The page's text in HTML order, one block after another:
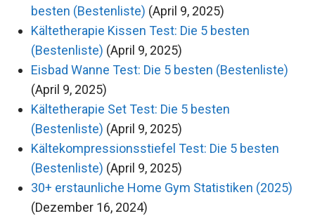
besten (Bestenliste) (April 9, 2025)
Kältetherapie Kissen Test: Die 5 besten
(Bestenliste) (April 9, 2025)
Eisbad Wanne Test: Die 5 besten (Bestenliste)
(April 9, 2025)
Kältetherapie Set Test: Die 5 besten
(Bestenliste) (April 9, 2025)
Kältekompressionsstiefel Test: Die 5 besten
(Bestenliste) (April 9, 2025)
30+ erstaunliche Home Gym Statistiken (2025)
(Dezember 16, 2024)